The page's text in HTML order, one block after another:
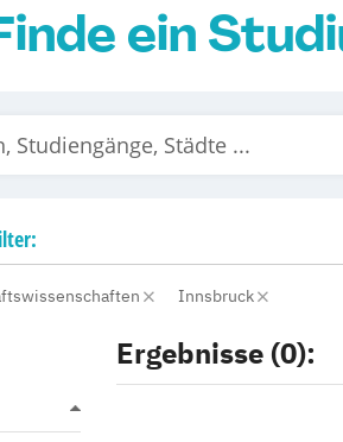
ein
Innsbruck
Ergebnisse (0):